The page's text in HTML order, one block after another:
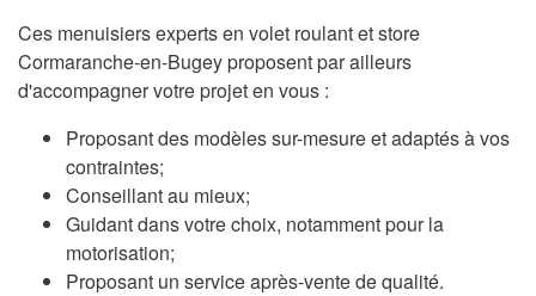
Ces menuisiers experts en volet roulant et store
Cormaranche-en-Bugey proposent par ailleurs
d'accompagner votre projet en vous :
Proposant des modèles sur-mesure et adaptés à vos
contraintes;
Conseillant au mieux;
Guidant dans votre choix, notamment pour la
motorisation;
Proposant un service après-vente de qualité.